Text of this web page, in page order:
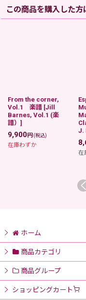
この商品を購入した
From the corner,
Vol.1 楽譜 [Jill
Barnes, Vol.1 (楽
譜） ]
9,900円 (税込)
在庫わずか
J.
在
ホーム
商品カテゴリ
商品グループ
ショッピングカート